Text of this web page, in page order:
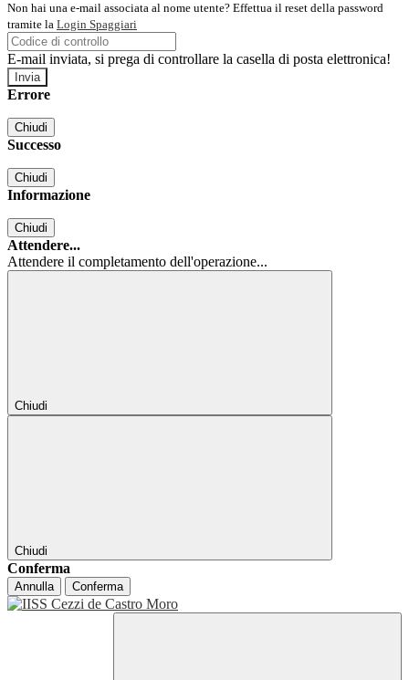
Non hai una e-mail associata al nome utente? Effettua il reset della password
tramite la Login Spaggiari
E-mail inviata, si prega di controllare la casella di posta elettronica!
Errore
Chiudi
Successo
Chiudi
Informazione
Chiudi
Attendere...
Attendere il completamento dell'operazione...
Chiudi
Chiudi
Conferma
Annulla Conferma